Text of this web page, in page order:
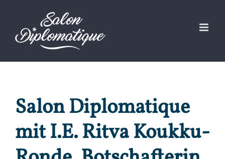
springen
Salon Diplomatique
mit I.E. Ritva Koukku-